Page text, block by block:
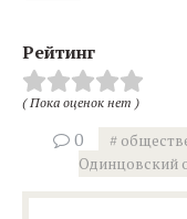
Рейтинг
( Пока оценок нет )
0
Одинцовский